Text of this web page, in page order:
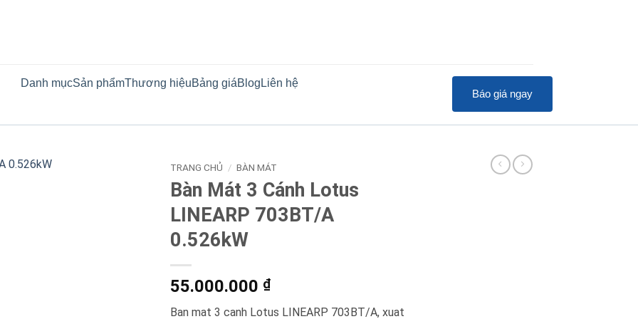
Danh mụcSản phẩmThương hiệuBảng giáBlog Liên hệ
Báo giá ngay
TRANG CHỦ / BÀN MÁT
Bàn Mát 3 Cánh Lotus
LINEARP 703BT/A
0.526kW
55.000.000 ₫
Ban mat 3 canh Lotus LINEARP 703BT/A, xuat